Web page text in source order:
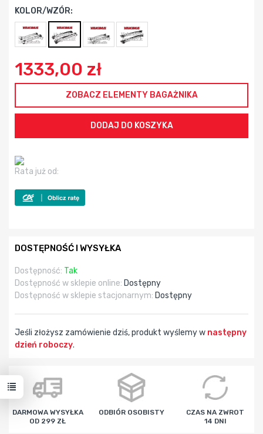
KOLOR/WZÓR:
1333,00 zł
ZOBACZ ELEMENTY BAGAŻNIKA
Rata już od:
DOSTĘPNOŚĆ I WYSYŁKA
Dostępność: Tak
Dostępność w sklepie online: Dostępny
Dostępność w sklepie stacjonarnym: Dostępny
Jeśli złożysz zamówienie dziś, produkt wyślemy w następny
dzień roboczy.
godz min
DARMOWA WYSYŁKA
OD 299 ZŁ
ODBIÓR OSOBISTY
CZAS NA ZWROT
14 DNI